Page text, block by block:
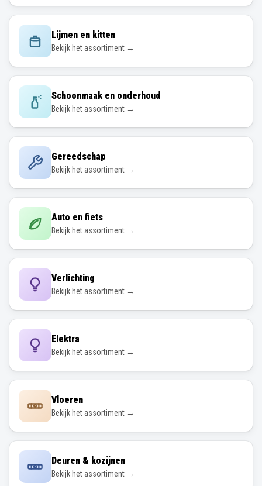
Lijmen en kitten
Bekijk het assortiment →
Schoonmaak en onderhoud
Bekijk het assortiment →
Gereedschap
Bekijk het assortiment →
Auto en fiets
Bekijk het assortiment →
Verlichting
Bekijk het assortiment →
Elektra
Bekijk het assortiment →
Vloeren
Bekijk het assortiment →
Deuren & kozijnen
Bekijk het assortiment →